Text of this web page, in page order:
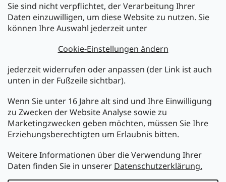
Sie sind nicht verpflichtet, der Verarbeitung Ihrer
Daten einzuwilligen, um diese Website zu nutzen. Sie
können Ihre Auswahl jederzeit unter
Cookie-Einstellungen ändern
jederzeit widerrufen oder anpassen (der Link ist auch
unten in der Fußzeile sichtbar).
Wenn Sie unter 16 Jahre alt sind und Ihre Einwilligung
zu Zwecken der Website Analyse sowie zu
Marketingzwecken geben möchten, müssen Sie Ihre
Erziehungsberechtigten um Erlaubnis bitten.
Weitere Informationen über die Verwendung Ihrer
Daten finden Sie in unserer Datenschutzerklärung.
Newsletter abonnieren
Legen Sie Ihre E-Mail ein und wir werden Ihnen Informationen
über neue Produkte in unserem E-Shop zusenden.
E-Mail
Melden Sie sich jetzt für den mükra Newsletter an,
kostenlos und jederzeit kündbar! Mit der Anmeldung zum
Newsletter bestätigen Sie Ihr Einverständnis mit der
Datenschutzerklärung.
ANMELDEN